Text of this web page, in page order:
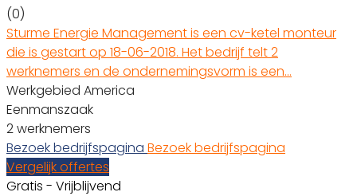
(0)
Sturme Energie Management is een cv-ketel monteur
die is gestart op 18-06-2018. Het bedrijf telt 2
werknemers en de ondernemingsvorm is een…
Werkgebied America
Eenmanszaak
2 werknemers
Bezoek bedrijfspagina Bezoek bedrijfspagina
Vergelijk offertes
Gratis - Vrijblijvend